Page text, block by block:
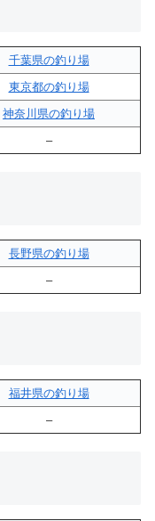
千葉県の釣り場
東京都の釣り場
神奈川県の釣り場
–
長野県の釣り場
–
福井県の釣り場
–